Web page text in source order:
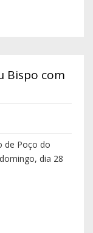
Bispo com
de Poço do
dia 28